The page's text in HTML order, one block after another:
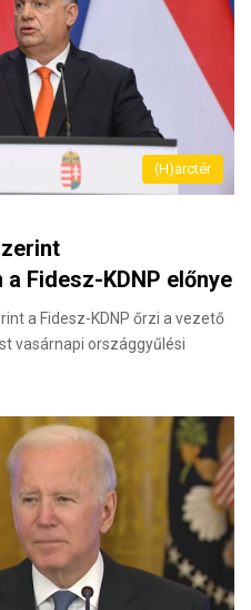
(H)arctér
Fidesz-KDNP előnye
a Fidesz-KDNP őrzi a vezető
vasárnapi országgyűlési